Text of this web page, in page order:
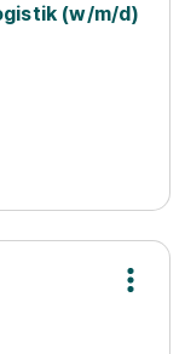
(w/m/d)